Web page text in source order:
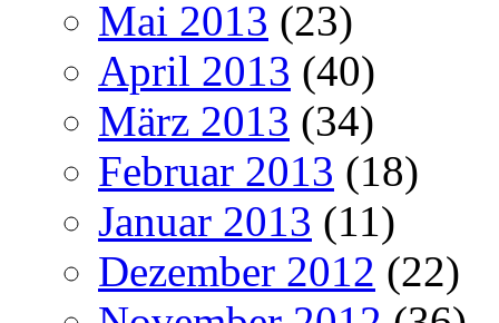
Mai 2013 (23)
April 2013 (40)
März 2013 (34)
Februar 2013 (18)
Januar 2013 (11)
Dezember 2012 (22)